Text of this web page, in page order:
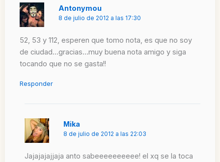
Antonymou
8 de julio de 2012 a las 17:30
52, 53 y 112, esperen que tomo nota, es que no soy
de ciudad…gracias…muy buena nota amigo y siga
tocando que no se gasta!!
Responder
Mika
8 de julio de 2012 a las 22:03
Jajajajajjaja anto sabeeeeeeeeee! el xq se la toca